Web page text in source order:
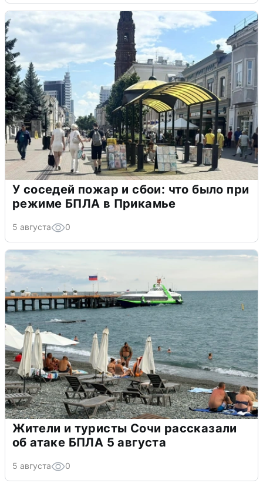
У соседей пожар и сбои: что было при
режиме БПЛА в Прикамье
5 августа 0
Жители и туристы Сочи рассказали
об атаке БПЛА 5 августа
5 августа 0